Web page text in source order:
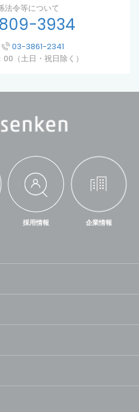
法令等について
3934
03-3861-2341
（土日・祝日除く）
採用情報 企業情報